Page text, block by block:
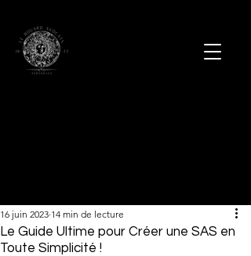
Le Guide Ultime pour Créer une SAS en
Toute Simplicité !
16 juin 2023 14 min de lecture